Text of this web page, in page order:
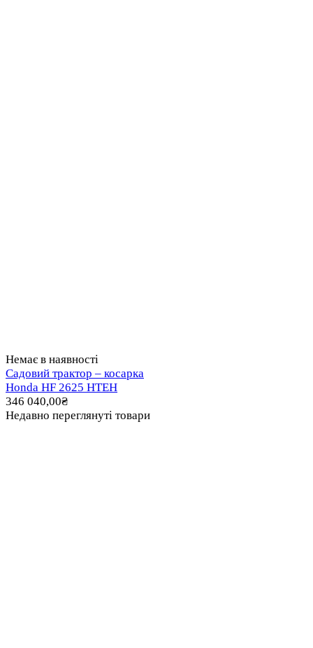
Немає в наявності
Садовий трактор – косарка
Honda HF 2625 HTEH
346 040,00₴
Недавно переглянуті товари